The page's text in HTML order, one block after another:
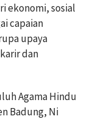
ekonomi, sosial
capaian
upaya
dan
Agama Hindu
Badung, Ni